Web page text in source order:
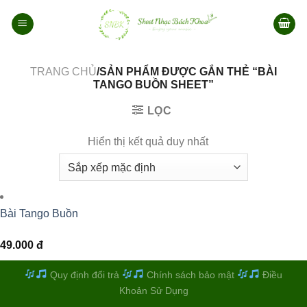
qua
TRANG CHỦ/SẢN PHẨM ĐƯỢC GẮN THẺ “BÀI
TANGO BUỒN SHEET”
LỌC
Hiển thị kết quả duy nhất
Bài Tango Buồn
49.000 đ
Quy định đổi trả Chính sách bảo mật
Điều
Khoản Sử Dụng